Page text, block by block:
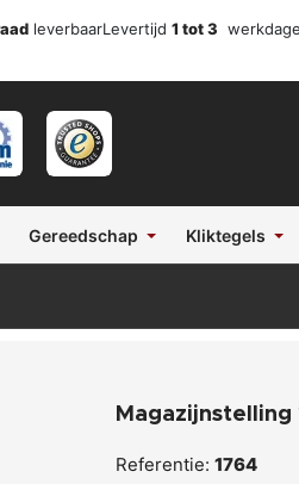
leverbaarLevertijd 1 tot 3
Gereedschap Kliktegels
Referentie: 1764